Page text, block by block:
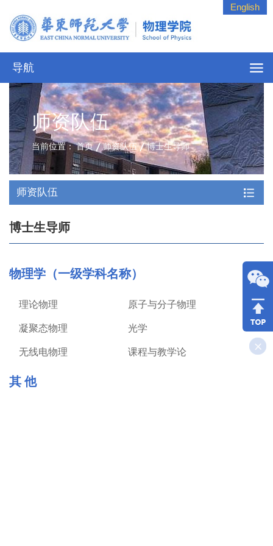
English
导航
师资队伍
当前位置：首页 师资队伍 博士生导师
师资队伍
博士生导师
物理学（一级学科名称）
理论物理
凝聚态物理
无线电物理
原子与分子物理
光学
课程与教学论
其 他